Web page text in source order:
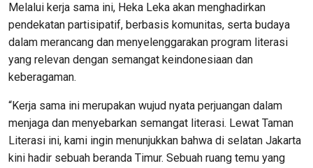
Melalui kerja sama ini, Heka Leka akan menghadirkan
pendekatan partisipatif, berbasis komunitas, serta budaya
dalam merancang dan menyelenggarakan program literasi
yang relevan dengan semangat keindonesiaan dan
keberagaman.
“Kerja sama ini merupakan wujud nyata perjuangan dalam
menjaga dan menyebarkan semangat literasi. Lewat Taman
Literasi ini, kami ingin menunjukkan bahwa di selatan Jakarta
kini hadir sebuah beranda Timur. Sebuah ruang temu yang